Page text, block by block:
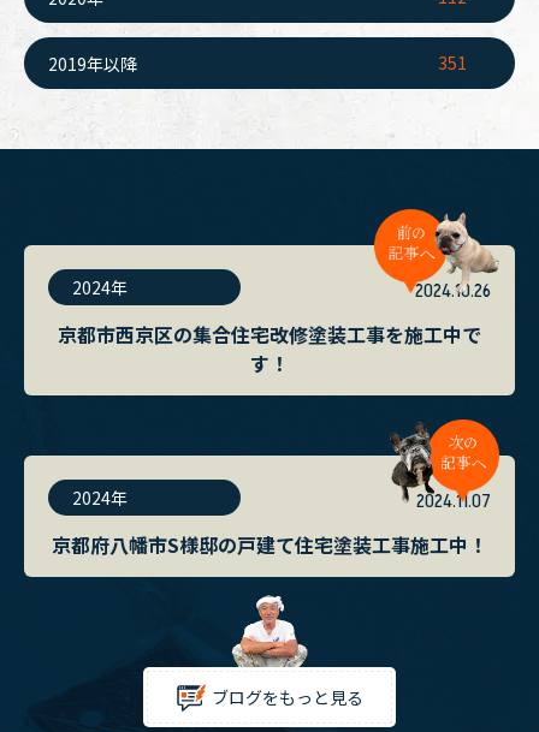
2019年以降 351
2024年 2024.10.26
京都市西京区の集合住宅改修塗装工事を施工中で
す！
2024年 2024.11.07
京都府八幡市S様邸の戸建て住宅塗装工事施工中！
ブログをもっと見る